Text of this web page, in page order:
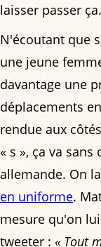
laisser passer ça.
N'écoutant que
une jeune
davantage une
déplacements
rendue aux
« s », ça va
allemande. On
en uniforme.
mesure qu'on
tweeter : « Tout